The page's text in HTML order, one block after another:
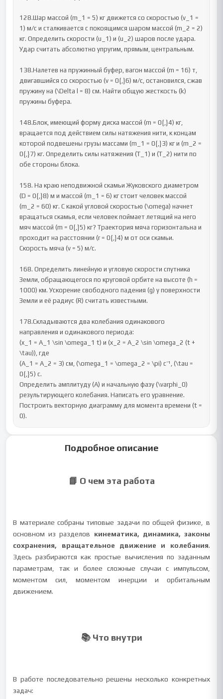
128.Шар массой (m_1 = 5) кг движется со скоростью (v_1 =
1) м/с и сталкивается с покоящимся шаром массой (m_2 = 2)
кг. Определить скорости (u_1) и (u_2) шаров после удара.
Удар считать абсолютно упругим, прямым, центральным.
138.Налетев на пружинный буфер, вагон массой (m = 16) т,
двигавшийся со скоростью (v = 0{,}6) м/с, остановился, сжав
пружину на (\Delta l = 8) см. Найти общую жесткость (k)
пружины буфера.
148.Блок, имеющий форму диска массой (m = 0{,}4) кг,
вращается под действием силы натяжения нити, к концам
которой подвешены грузы массами (m_1 = 0{,}3) кг и (m_2 =
0{,}7) кг. Определить силы натяжения (T_1) и (T_2) нити по
обе стороны блока.
158. На краю неподвижной скамьи Жуковского диаметром
(D = 0{,}8) м и массой (m_1 = 6) кг стоит человек массой
(m_2 = 60) кг. С какой угловой скоростью (\omega) начнет
вращаться скамья, если человек поймает летящий на него
мяч массой (m = 0{,}5) кг? Траектория мяча горизонтальна и
проходит на расстоянии (r = 0{,}4) м от оси скамьи.
Скорость мяча (v = 5) м/с.
168. Определить линейную и угловую скорости спутника
Земли, обращающегося по круговой орбите на высоте (h =
1000) км. Ускорение свободного падения (g) у поверхности
Земли и её радиус (R) считать известными.
178.Складываются два колебания одинакового
направления и одинакового периода:
(x_1 = A_1 \sin \omega_1 t) и (x_2 = A_2 \sin \omega_2 (t +
\tau)), где
(A_1 = A_2 = 3) см, (\omega_1 = \omega_2 = \pi) с⁻¹, (\tau =
0{,}5) с.
Определить амплитуду (A) и начальную фазу (\varphi_0)
результирующего колебания. Написать его уравнение.
Построить векторную диаграмму для момента времени (t =
0).
Подробное описание
📘 О чем эта работа
В материале собраны типовые задачи по общей физике, в
основном из разделов кинематика, динамика, законы
сохранения, вращательное движение и колебания.
Здесь разбираются как простые вычисления по заданным
параметрам, так и более сложные случаи с импульсом,
моментом сил, моментом инерции и орбитальным
движением.
📚 Что внутри
В работе последовательно решены несколько конкретных
задач: